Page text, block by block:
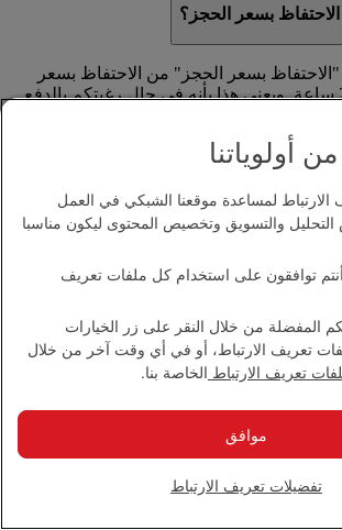
بسعر الحجز؟
بسعر الحجز" من الاحتفاظ بسعر
الحجز لمدة 24 ساعة. ويعني هذا بأنه في حال رغبتكم بالدفع
رسوم إضافية للاحتفاظ بسعر حجزكم.
خدمة الاحتفاظ بسعر الحجز في الدرجة
كخيار قبل موعد الرحلة بما يصل إلى
"الاحتفاظ بسعر الحجز"
عند الانتقال إلى صفحة الدفع على emirates.com، سيتوفر خيار
أولوياتنا
لمساعدة موقعنا الشبكي في العمل
والتسويق وتخصيص المحتوى ليكون مناسبا
أنتم توافقون على استخدام كل ملفات تعريف
المفضلة من خلال النقر على زر الخيارات
تعريف الارتباط، أو في أي وقت آخر من خلال
تعريف الارتباط الخاصة بنا.
تفضيلات تعريف الارتباط
موافق